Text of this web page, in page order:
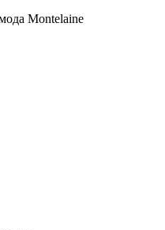
Montelaine